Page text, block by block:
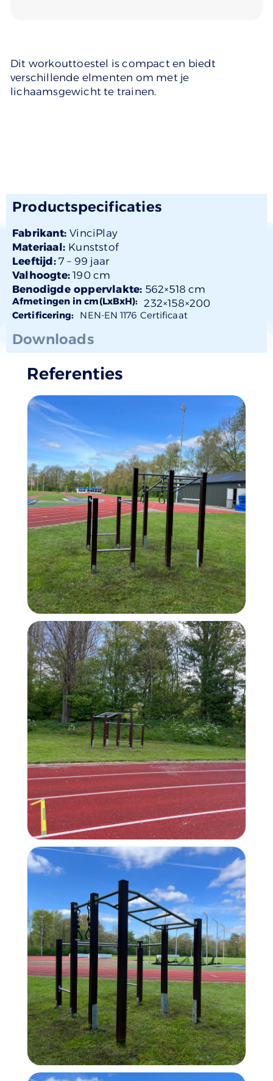
Dit workouttoestel is compact en biedt
verschillende elmenten om met je
lichaamsgewicht te trainen.
Productspecificaties
Fabrikant:VinciPlay
Materiaal: Kunststof
Leeftijd:7 – 99 jaar
Valhoogte: 190 cm
Benodigde oppervlakte: 562×518 cm
Afmetingen in cm(LxBxH): 232×158×200
Certificering: NEN-EN 1176 Certificaat
Downloads
Referenties